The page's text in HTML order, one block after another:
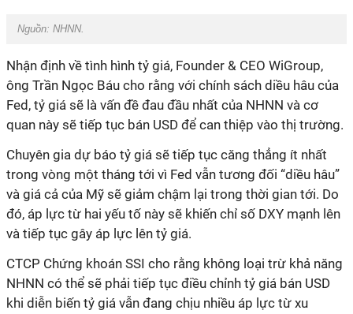
Nguồn: NHNN.
Nhận định về tình hình tỷ giá, Founder & CEO WiGroup,
ông Trần Ngọc Báu cho rằng với chính sách diều hâu của
Fed, tỷ giá sẽ là vấn đề đau đầu nhất của NHNN và cơ
quan này sẽ tiếp tục bán USD để can thiệp vào thị trường.
Chuyên gia dự báo tỷ giá sẽ tiếp tục căng thẳng ít nhất
trong vòng một tháng tới vì Fed vẫn tương đối “diều hâu”
và giá cả của Mỹ sẽ giảm chậm lại trong thời gian tới. Do
đó, áp lực từ hai yếu tố này sẽ khiến chỉ số DXY mạnh lên
và tiếp tục gây áp lực lên tỷ giá.
CTCP Chứng khoán SSI cho rằng không loại trừ khả năng
NHNN có thể sẽ phải tiếp tục điều chỉnh tỷ giá bán USD
khi diễn biến tỷ giá vẫn đang chịu nhiều áp lực từ xu